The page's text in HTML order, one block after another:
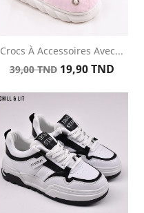
Crocs À Accessoires Avec...
Prix
base
39,00 TND Prix
19,90 TND